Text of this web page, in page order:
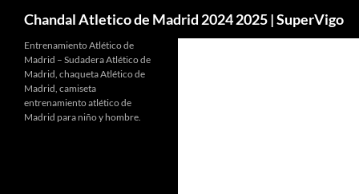
Chandal Atletico de Madrid 2024 2025 | SuperVigo
Entrenamiento Atlético de
Madrid – Sudadera Atlético de
Madrid, chaqueta Atlético de
Madrid, camiseta
entrenamiento atlético de
Madrid para niño y hombre.